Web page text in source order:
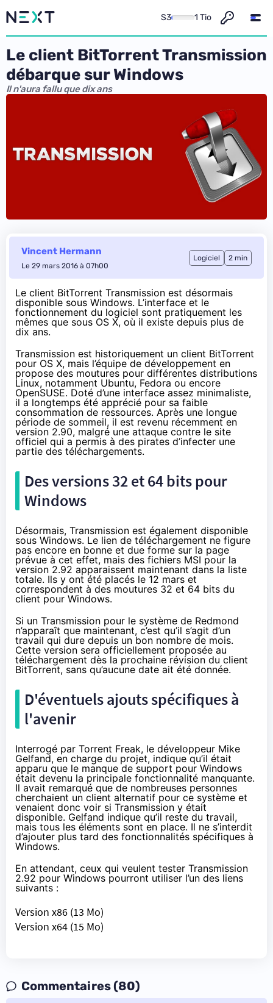
S3 1 Tio
Le client BitTorrent Transmission
débarque sur Windows
Il n'aura fallu que dix ans
Vincent Hermann
Le 29 mars 2016 à 07h00
Logiciel 2 min
Le client BitTorrent Transmission est désormais
disponible sous Windows. L’interface et le
fonctionnement du logiciel sont pratiquement les
mêmes que sous OS X, où il existe depuis plus de
dix ans.
Transmission est historiquement un client BitTorrent
pour OS X, mais l’équipe de développement en
propose des moutures pour différentes distributions
Linux, notamment Ubuntu, Fedora ou encore
OpenSUSE. Doté d’une interface assez minimaliste,
il a longtemps été apprécié pour sa faible
consommation de ressources. Après une longue
période de sommeil, il est revenu récemment en
version 2.90, malgré une attaque contre le site
officiel qui a permis à des pirates d’infecter une
partie des téléchargements.
Des versions 32 et 64 bits pour
Windows
Désormais, Transmission est également disponible
sous Windows. Le lien de téléchargement ne figure
pas encore en bonne et due forme sur la page
prévue à cet effet, mais des fichiers MSI pour la
version 2.92 apparaissent maintenant dans la liste
totale. Ils y ont été placés le 12 mars et
correspondent à des moutures 32 et 64 bits du
client pour Windows.
Si un Transmission pour le système de Redmond
n’apparaît que maintenant, c’est qu’il s’agit d’un
travail qui dure depuis un bon nombre de mois.
Cette version sera officiellement proposée au
téléchargement dès la prochaine révision du client
BitTorrent, sans qu’aucune date ait été donnée.
D'éventuels ajouts spécifiques à
l'avenir
Interrogé par Torrent Freak, le développeur Mike
Gelfand, en charge du projet, indique qu’il était
apparu que le manque de support pour Windows
était devenu la principale fonctionnalité manquante.
Il avait remarqué que de nombreuses personnes
cherchaient un client alternatif pour ce système et
venaient donc voir si Transmission y était
disponible. Gelfand indique qu’il reste du travail,
mais tous les éléments sont en place. Il ne s’interdit
d’ajouter plus tard des fonctionnalités spécifiques à
Windows.
En attendant, ceux qui veulent tester Transmission
2.92 pour Windows pourront utiliser l’un des liens
suivants :
Version x86 (13 Mo)
Version x64 (15 Mo)
Commentaires (80)